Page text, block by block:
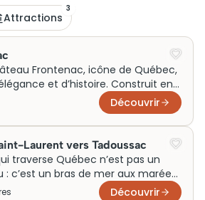
Attractions
3
Frontenac, icône de Québec,
et d’histoire. Construit en
de fer Canadien Pacifique, il a
de luxe pour attirer des
Avec son architecture
vues imprenables, il domine la
patrimoine mondial de l’UNESCO.
pour une visite guidée du
constituant une étape
Découvrir
Laurent vers Tadoussac
traverse Québec n’est pas un
: c’est un bras de mer aux marées
kilomètres, où les
s Découvrir